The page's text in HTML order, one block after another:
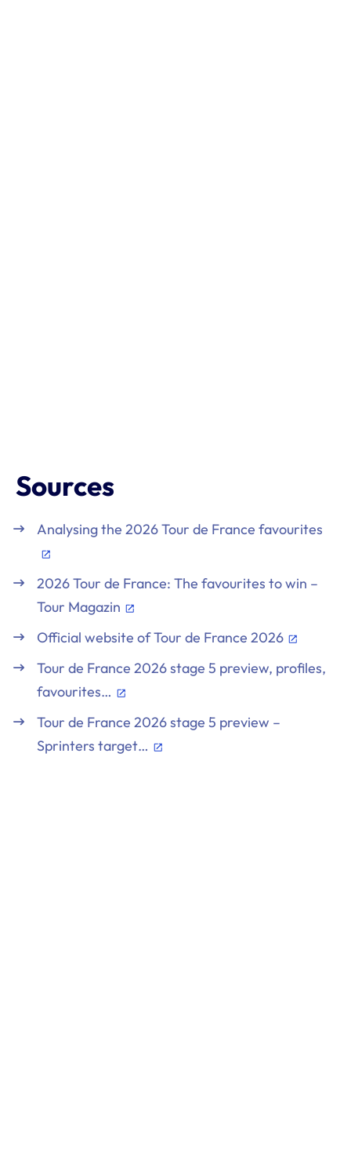
Sources
Analysing the 2026 Tour de France favourites
2026 Tour de France: The favourites to win –
Tour Magazin
Official website of Tour de France 2026
Tour de France 2026 stage 5 preview, profiles,
favourites…
Tour de France 2026 stage 5 preview –
Sprinters target…